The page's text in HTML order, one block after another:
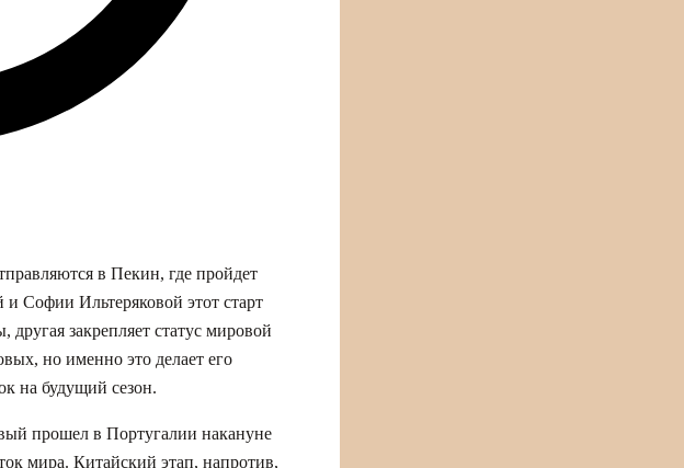
в Пекин, где пройдет
Софии Ильтеряковой этот старт
закрепляет статус мировой
но именно это делает его
на будущий сезон.
прошел в Португалии накануне
мира. Китайский этап, напротив,